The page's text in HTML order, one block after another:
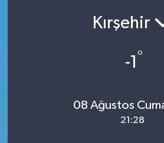
Kırşehir
-1 °
08 Ağustos
21:28